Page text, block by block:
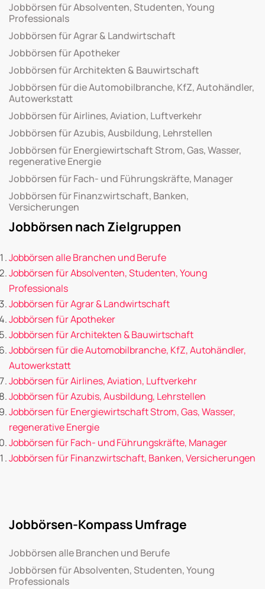
Jobbörsen für Absolventen, Studenten, Young
Professionals
Jobbörsen für Agrar & Landwirtschaft
Jobbörsen für Apotheker
Jobbörsen für Architekten & Bauwirtschaft
Jobbörsen für die Automobilbranche, KfZ, Autohändler,
Autowerkstatt
Jobbörsen für Airlines, Aviation, Luftverkehr
Jobbörsen für Azubis, Ausbildung, Lehrstellen
Jobbörsen für Energiewirtschaft Strom, Gas, Wasser,
regenerative Energie
Jobbörsen für Fach- und Führungskräfte, Manager
Jobbörsen für Finanzwirtschaft, Banken,
Versicherungen
Jobbörsen nach Zielgruppen
Jobbörsen alle Branchen und Berufe
Jobbörsen für Absolventen, Studenten, Young
Professionals
Jobbörsen für Agrar & Landwirtschaft
Jobbörsen für Apotheker
Jobbörsen für Architekten & Bauwirtschaft
Jobbörsen für die Automobilbranche, KfZ, Autohändler,
Autowerkstatt
Jobbörsen für Airlines, Aviation, Luftverkehr
Jobbörsen für Azubis, Ausbildung, Lehrstellen
Jobbörsen für Energiewirtschaft Strom, Gas, Wasser,
regenerative Energie
Jobbörsen für Fach- und Führungskräfte, Manager
Jobbörsen für Finanzwirtschaft, Banken, Versicherungen
Jobbörsen-Kompass Umfrage
Jobbörsen alle Branchen und Berufe
Jobbörsen für Absolventen, Studenten, Young
Professionals